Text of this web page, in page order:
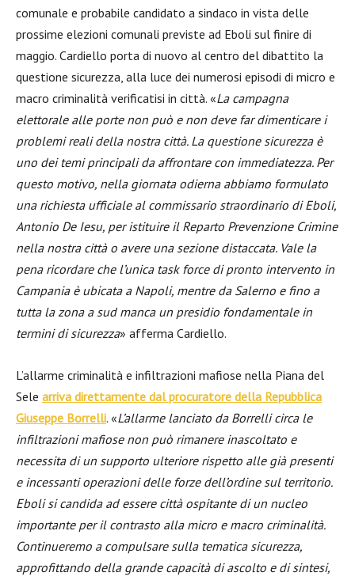
comunale e probabile candidato a sindaco in vista delle
prossime elezioni comunali previste ad Eboli sul finire di
maggio. Cardiello porta di nuovo al centro del dibattito la
questione sicurezza, alla luce dei numerosi episodi di micro e
macro criminalità verificatisi in città. «La campagna
elettorale alle porte non può e non deve far dimenticare i
problemi reali della nostra città. La questione sicurezza è
uno dei temi principali da affrontare con immediatezza. Per
questo motivo, nella giornata odierna abbiamo formulato
una richiesta ufficiale al commissario straordinario di Eboli,
Antonio De Iesu, per istituire il Reparto Prevenzione Crimine
nella nostra città o avere una sezione distaccata. Vale la
pena ricordare che l’unica task force di pronto intervento in
Campania è ubicata a Napoli, mentre da Salerno e fino a
tutta la zona a sud manca un presidio fondamentale in
termini di sicurezza» afferma Cardiello.
L’allarme criminalità e infiltrazioni mafiose nella Piana del
Sele arriva direttamente dal procuratore della Repubblica
Giuseppe Borrelli. «L’allarme lanciato da Borrelli circa le
infiltrazioni mafiose non può rimanere inascoltato e
necessita di un supporto ulteriore rispetto alle già presenti
e incessanti operazioni delle forze dell’ordine sul territorio.
Eboli si candida ad essere città ospitante di un nucleo
importante per il contrasto alla micro e macro criminalità.
Continueremo a compulsare sulla tematica sicurezza,
approfittando della grande capacità di ascolto e di sintesi,